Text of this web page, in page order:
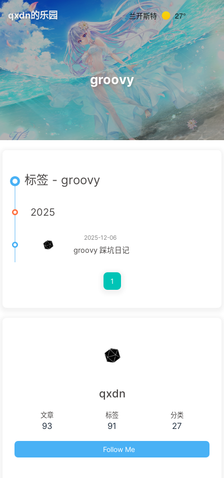
qxdn的乐园 兰开斯特 27°
groovy
标签 - groovy
2025
2025-12-06
groovy 踩坑日记
1
qxdn
文章
93
标签
91
分类
27
Follow Me